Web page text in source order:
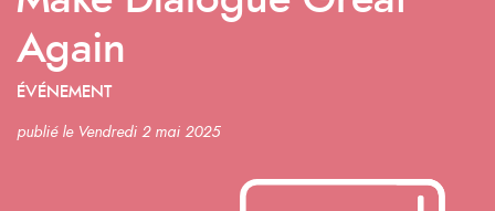
Again
ÉVÉNEMENT
publié le Vendredi 2 mai 2025